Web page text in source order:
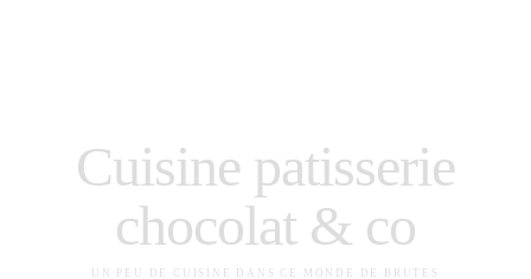
Cuisine patisserie
chocolat & co
UN PEU DE CUISINE DANS CE MONDE DE BRUTES